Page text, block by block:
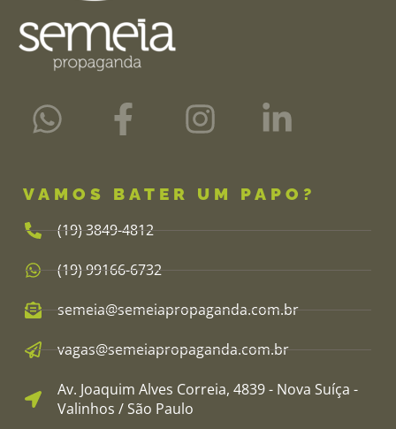
VAMOS BATER UM PAPO?
(19) 3849-4812​
(19) 99166-6732
semeia@semeiapropaganda.com.br​
vagas@semeiapropaganda.com.br​
Av. Joaquim Alves Correia, 4839 - Nova Suíça -
Valinhos / São Paulo